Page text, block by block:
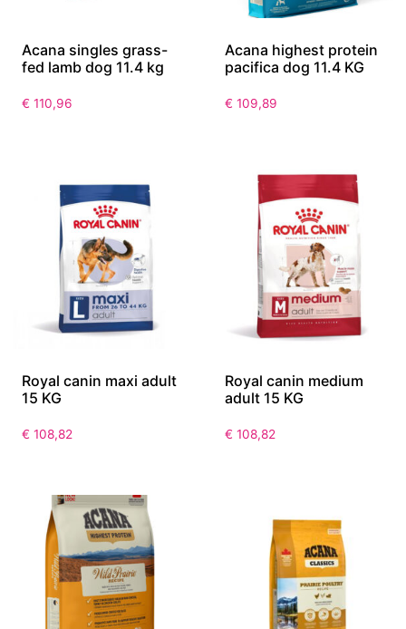
Acana singles grass-
fed lamb dog 11.4 kg
€ 110,96
Acana highest protein
pacifica dog 11.4 KG
€ 109,89
Royal canin maxi adult
15 KG
€ 108,82
Royal canin medium
adult 15 KG
€ 108,82